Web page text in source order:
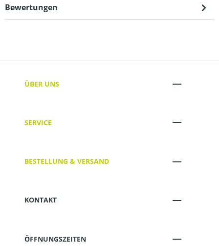
Bewertungen
ÜBER UNS
SERVICE
BESTELLUNG & VERSAND
KONTAKT
ÖFFNUNGSZEITEN